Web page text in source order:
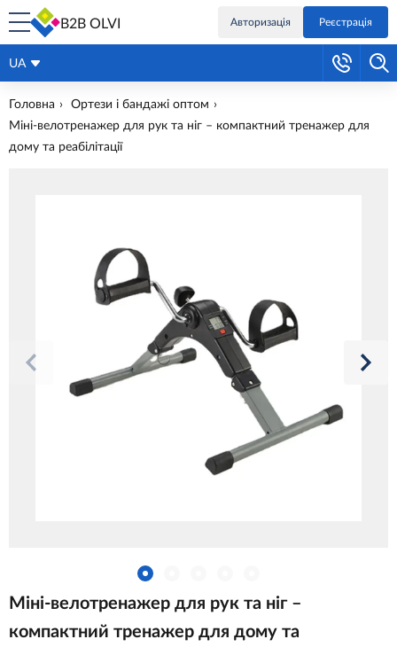
B2B OLVI Авторизація Реєстрація
UA
Головна
Ортези і бандажі оптом
Міні-велотренажер для рук та ніг – компактний тренажер для
дому та реабілітації
Міні-велотренажер для рук та ніг –
компактний тренажер для дому та